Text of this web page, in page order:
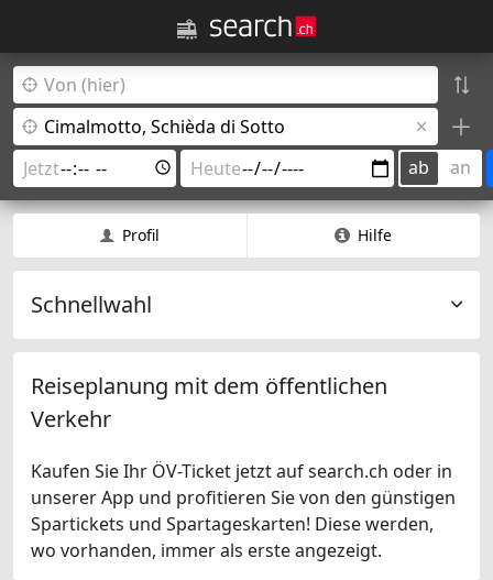
ab an
Profil Hilfe
Schnellwahl
Reiseplanung mit dem öffentlichen
Verkehr
Kaufen Sie Ihr ÖV-Ticket jetzt auf search.ch oder in
unserer App und profitieren Sie von den günstigen
Spartickets und Spartageskarten! Diese werden,
wo vorhanden, immer als erste angezeigt.